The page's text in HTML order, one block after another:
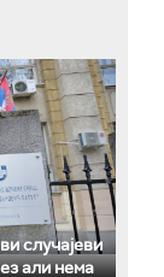
случајеви
али нема